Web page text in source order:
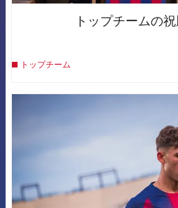
トップチームの
トップチーム